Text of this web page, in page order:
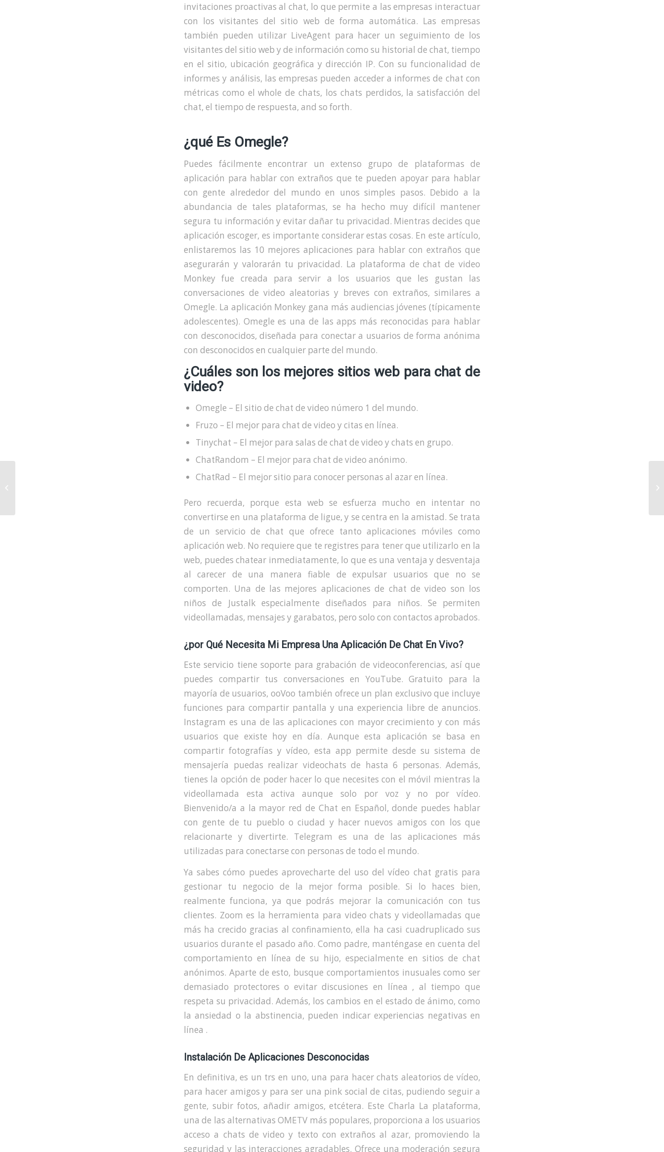
invitaciones proactivas al chat, lo que permite a las empresas interactuar
con los visitantes del sitio web de forma automática. Las empresas
también pueden utilizar LiveAgent para hacer un seguimiento de los
visitantes del sitio web y de información como su historial de chat, tiempo
en el sitio, ubicación geográfica y dirección IP. Con su funcionalidad de
informes y análisis, las empresas pueden acceder a informes de chat con
métricas como el whole de chats, los chats perdidos, la satisfacción del
chat, el tiempo de respuesta, and so forth.
¿qué Es Omegle?
Puedes fácilmente encontrar un extenso grupo de plataformas de
aplicación para hablar con extraños que te pueden apoyar para hablar
con gente alrededor del mundo en unos simples pasos. Debido a la
abundancia de tales plataformas, se ha hecho muy difícil mantener
segura tu información y evitar dañar tu privacidad. Mientras decides que
aplicación escoger, es importante considerar estas cosas. En este artículo,
enlistaremos las 10 mejores aplicaciones para hablar con extraños que
asegurarán y valorarán tu privacidad. La plataforma de chat de video
Monkey fue creada para servir a los usuarios que les gustan las
conversaciones de video aleatorias y breves con extraños, similares a
Omegle. La aplicación Monkey gana más audiencias jóvenes (típicamente
adolescentes). Omegle es una de las apps más reconocidas para hablar
con desconocidos, diseñada para conectar a usuarios de forma anónima
con desconocidos en cualquier parte del mundo.
¿Cuáles son los mejores sitios web para chat de
video?
Omegle – El sitio de chat de video número 1 del mundo.
Fruzo – El mejor para chat de video y citas en línea.
Tinychat – El mejor para salas de chat de video y chats en grupo.
ChatRandom – El mejor para chat de video anónimo.
ChatRad – El mejor sitio para conocer personas al azar en línea.
Pero recuerda, porque esta web se esfuerza mucho en intentar no
convertirse en una plataforma de ligue, y se centra en la amistad. Se trata
de un servicio de chat que ofrece tanto aplicaciones móviles como
aplicación web. No requiere que te registres para tener que utilizarlo en la
web, puedes chatear inmediatamente, lo que es una ventaja y desventaja
al carecer de una manera fiable de expulsar usuarios que no se
comporten. Una de las mejores aplicaciones de chat de video son los
niños de Justalk especialmente diseñados para niños. Se permiten
videollamadas, mensajes y garabatos, pero solo con contactos aprobados.
¿por Qué Necesita Mi Empresa Una Aplicación De Chat En Vivo?
Este servicio tiene soporte para grabación de videoconferencias, así que
puedes compartir tus conversaciones en YouTube. Gratuito para la
mayoría de usuarios, ooVoo también ofrece un plan exclusivo que incluye
funciones para compartir pantalla y una experiencia libre de anuncios.
Instagram es una de las aplicaciones con mayor crecimiento y con más
usuarios que existe hoy en día. Aunque esta aplicación se basa en
compartir fotografías y vídeo, esta app permite desde su sistema de
mensajería puedas realizar videochats de hasta 6 personas. Además,
tienes la opción de poder hacer lo que necesites con el móvil mientras la
videollamada esta activa aunque solo por voz y no por vídeo.
Bienvenido/a a la mayor red de Chat en Español, donde puedes hablar
con gente de tu pueblo o ciudad y hacer nuevos amigos con los que
relacionarte y divertirte. Telegram es una de las aplicaciones más
utilizadas para conectarse con personas de todo el mundo.
Ya sabes cómo puedes aprovecharte del uso del vídeo chat gratis para
gestionar tu negocio de la mejor forma posible. Si lo haces bien,
realmente funciona, ya que podrás mejorar la comunicación con tus
clientes. Zoom es la herramienta para video chats y videollamadas que
más ha crecido gracias al confinamiento, ella ha casi cuadruplicado sus
usuarios durante el pasado año. Como padre, manténgase en cuenta del
comportamiento en línea de su hijo, especialmente en sitios de chat
anónimos. Aparte de esto, busque comportamientos inusuales como ser
demasiado protectores o evitar discusiones en línea , al tiempo que
respeta su privacidad. Además, los cambios en el estado de ánimo, como
la ansiedad o la abstinencia, pueden indicar experiencias negativas en
línea .
Instalación De Aplicaciones Desconocidas
En definitiva, es un trs en uno, una para hacer chats aleatorios de vídeo,
para hacer amigos y para ser una pink social de citas, pudiendo seguir a
gente, subir fotos, añadir amigos, etcétera. Este Charla La plataforma,
una de las alternativas OMETV más populares, proporciona a los usuarios
acceso a chats de video y texto con extraños al azar, promoviendo la
seguridad y las interacciones agradables. Ofrece una moderación segura